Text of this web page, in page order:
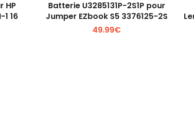
HP
16
Voir plus +
Batterie U3285131P-2S1P pour
Jumper EZbook S5 3376125-2S
49.99€